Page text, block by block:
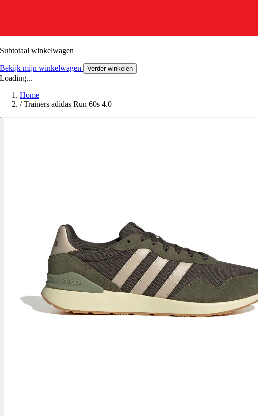
Subtotaal winkelwagen
Bekijk mijn winkelwagen Verder winkelen
Loading...
Home
/ Trainers adidas Run 60s 4.0